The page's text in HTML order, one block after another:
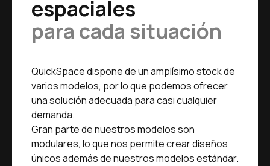
espaciales
para cada situación
QuickSpace dispone de un amplísimo stock de
varios modelos, por lo que podemos ofrecer
una solución adecuada para casi cualquier
demanda.
Gran parte de nuestros modelos son
modulares, lo que nos permite crear diseños
únicos además de nuestros modelos estándar.